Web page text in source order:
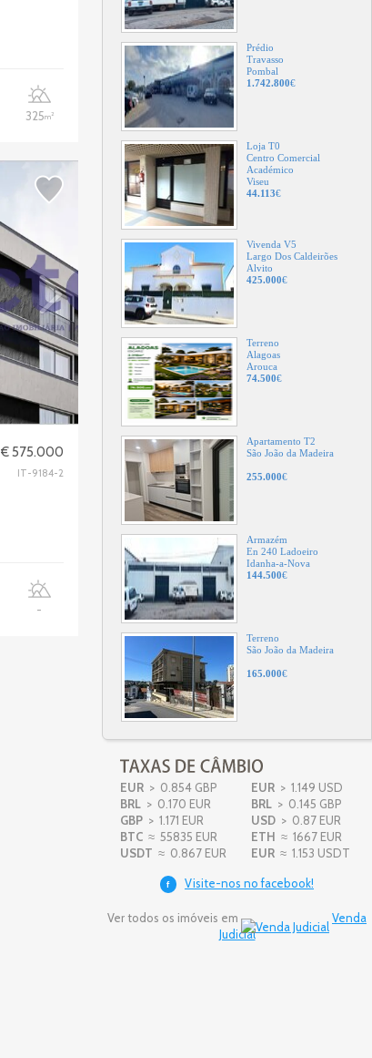
Loja T0
Centro Comercial
Académico
Viseu
Vivenda V5
Largo Dos Caldeirões
Alvito
425.000
Terreno
Alagoas
Arouca
74.500€
Apartamento T2
São João da Madeira
255.000
Armazém
En 240 Ladoeiro
144.500€
Terreno
São João da Madeira
165.000€
Vivenda V8
Igreja
136.000€
Mogadouro
17.255
Vivenda V3
Travanca
Santa Maria da Feira
Terreno
EUR > 0.854 GBP
BRL > 0.170 EUR
GBP > 1.171 EUR
BTC ≈ 55835 EUR
USDT ≈ 0.867 EUR
EUR> 1.149 USD
BRL> 0.145 GBP
USD> 0.87 EUR
ETH ≈ 1667 EUR
EUR≈ 1.153 USDT
f Visite-nos no facebook!
Ver todos os imóveis em
Venda
Judicial
325m2
€ 575.000
IT-9184-2
-